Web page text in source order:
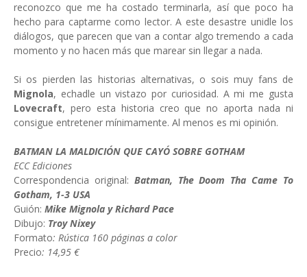
reconozco que me ha costado terminarla, así que poco ha
hecho para captarme como lector. A este desastre unidle los
diálogos, que parecen que van a contar algo tremendo a cada
momento y no hacen más que marear sin llegar a nada.
Si os pierden las historias alternativas, o sois muy fans de
Mignola, echadle un vistazo por curiosidad. A mi me gusta
Lovecraft, pero esta historia creo que no aporta nada ni
consigue entretener mínimamente. Al menos es mi opinión.
BATMAN LA MALDICIÓN QUE CAYÓ SOBRE GOTHAM
ECC Ediciones
Correspondencia original: Batman, The Doom Tha Came To
Gotham, 1-3 USA
Guión: Mike Mignola y Richard Pace
Dibujo: Troy Nixey
Formato: Rústica 160 páginas a color
Precio: 14,95 €